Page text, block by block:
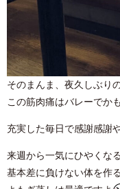
そのまんま、夜久しぶり
この筋肉痛はバレーでか
充実した毎日で感謝感謝
来週から一気にひやくな
基本差に負けない体を作